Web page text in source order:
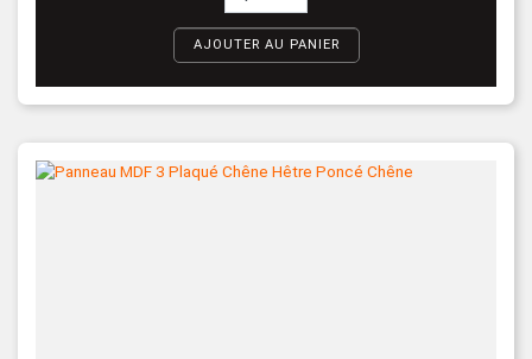
AJOUTER AU PANIER